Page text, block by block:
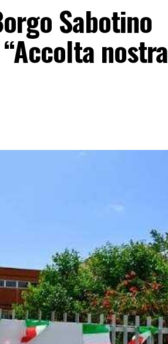
Sabotino
nostra